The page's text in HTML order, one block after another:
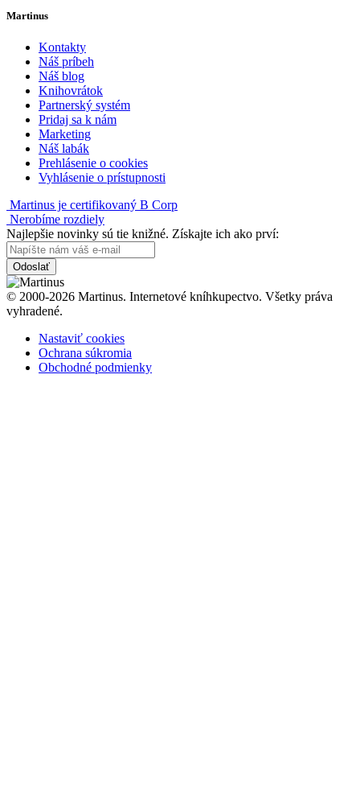
Martinus
Kontakty
Náš príbeh
Náš blog
Knihovrátok
Partnerský systém
Pridaj sa k nám
Marketing
Náš labák
Prehlásenie o cookies
Vyhlásenie o prístupnosti
Martinus je certifikovaný B Corp
Nerobíme rozdiely
Najlepšie novinky sú tie knižné. Získajte ich ako prví:
Odoslať
© 2000-2026 Martinus. Internetové kníhkupectvo. Všetky práva
vyhradené.
Nastaviť cookies
Ochrana súkromia
Obchodné podmienky